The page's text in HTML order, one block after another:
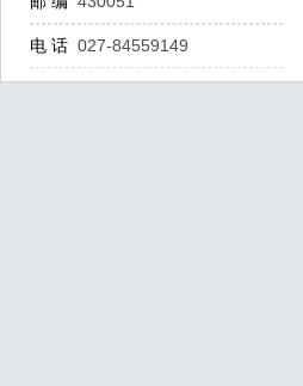
电 话 027-84559149